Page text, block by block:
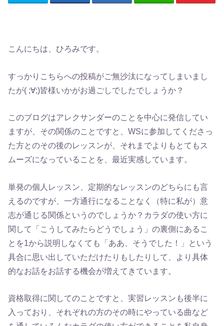
こんにちは、ひろみです。
すっかりこちらへの投稿がご無沙汰になってしまいまし
たが( ;∀;)皆様いかがお過ごしでしたでしょうか？
このブログはアレクサンダーのことを中心に発信してい
ますが、その関係のことですと、WSに参加してくださっ
た方とのその後のレッスンが、それまでよりもとてもス
ムーズになっていることを、最近実感しています。
単発の個人レッスン、定期的なレッスンのどちらにも言
えるのですが、一方通行になることなく（特に私が）意
志が通じる関係というのでしょうか？カラダの使い方に
関して「こうしてみたらどうでしょう」の裏側にあるこ
とを1から説明しなくても「ああ、そうでした！」という
具合に思い出していただけたりもしたりして、より具体
的なお話をお話する機会が増えてきています。
資格取得に関してのことですと、実習レッスンも後半に
入っており、それぞれの方のその時にやっている曲など